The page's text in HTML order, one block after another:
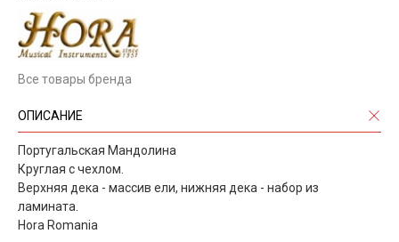
Все товары бренда
ОПИСАНИЕ
Португальская Мандолина
Круглая с чехлом.
Верхняя дека - массив ели, нижняя дека - набор из
ламината.
Hora Romania